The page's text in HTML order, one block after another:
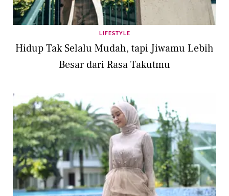
LIFESTYLE
Hidup Tak Selalu Mudah, tapi Jiwamu Lebih
Besar dari Rasa Takutmu